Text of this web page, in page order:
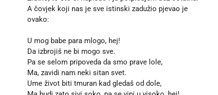
A čovjek koji nas je sve istinski zadužio pjevao je
ovako:
U mog babe para mlogo, hej!
Da izbrojiš ne bi mogo sve.
Pa se selom pripoveda da smo prave lole,
Ma, zavidi nam neki sitan svet.
Ume život biti tmuran kad gledaš od dole,